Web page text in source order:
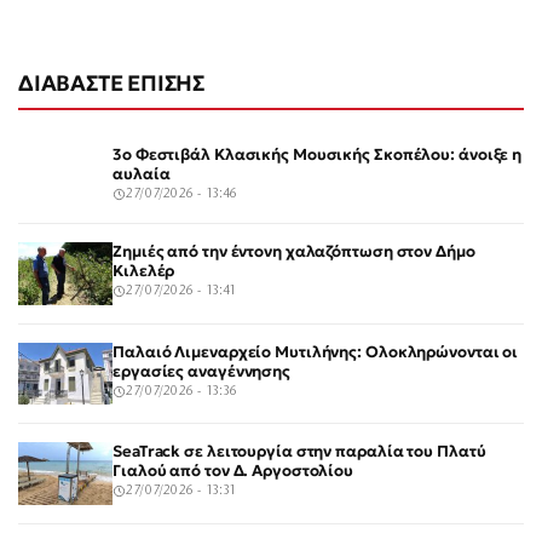
ΔΙΑΒΑΣΤΕ ΕΠΙΣΗΣ
3ο Φεστιβάλ Κλασικής Μουσικής Σκοπέλου: άνοιξε η
αυλαία
27/07/2026 - 13:46
Ζημιές από την έντονη χαλαζόπτωση στον Δήμο
Κιλελέρ
27/07/2026 - 13:41
Παλαιό Λιμεναρχείο Μυτιλήνης: Ολοκληρώνονται οι
εργασίες αναγέννησης
27/07/2026 - 13:36
SeaTrack σε λειτουργία στην παραλία του Πλατύ
Γιαλού από τον Δ. Αργοστολίου
27/07/2026 - 13:31